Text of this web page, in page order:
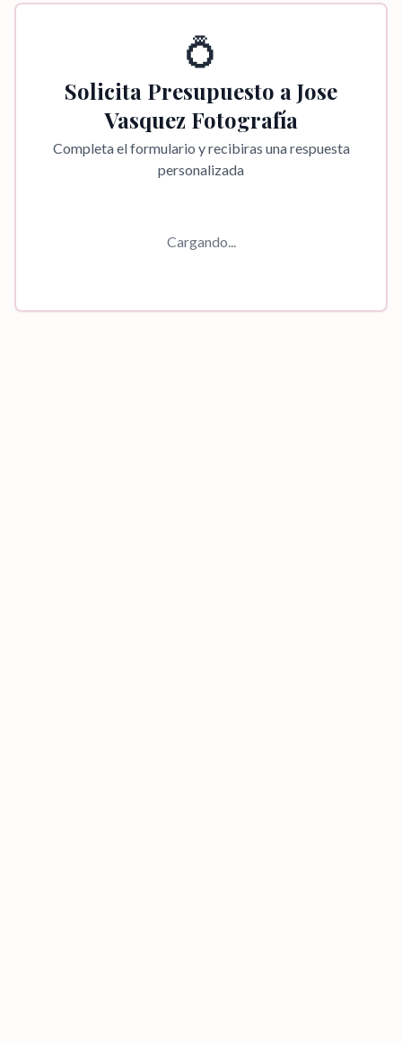
💍
Solicita Presupuesto aJose
Vasquez Fotografía
Completa el formulario y recibiras una respuesta
personalizada
Cargando...